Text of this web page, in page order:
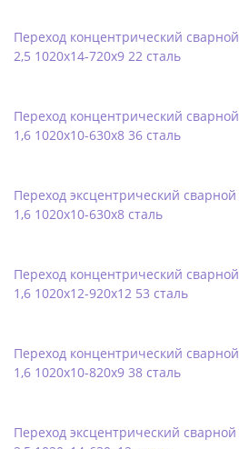
Переход концентрический сварной
2,5 1020х14-720х9 22 сталь
Переход концентрический сварной
1,6 1020х10-630х8 36 сталь
Переход эксцентрический сварной
1,6 1020х10-630х8 сталь
Переход концентрический сварной
1,6 1020х12-920х12 53 сталь
Переход концентрический сварной
1,6 1020х10-820х9 38 сталь
Переход эксцентрический сварной